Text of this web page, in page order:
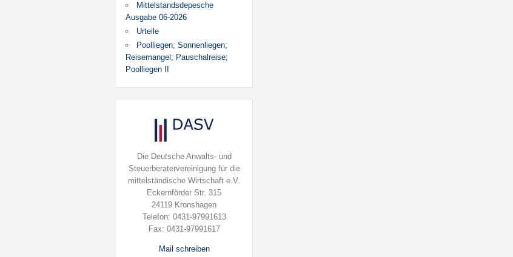
Mittelstandsdepesche
Ausgabe 06-2026
Urteile
Poolliegen; Sonnenliegen;
Reisemangel; Pauschalreise;
Poolliegen II
Die Deutsche Anwalts- und
Steuerberatervereinigung für die
mittelständische Wirtschaft e.V.
Eckernförder Str. 315
24119 Kronshagen
Telefon: 0431-97991613
Fax: 0431-97991617
Mail schreiben